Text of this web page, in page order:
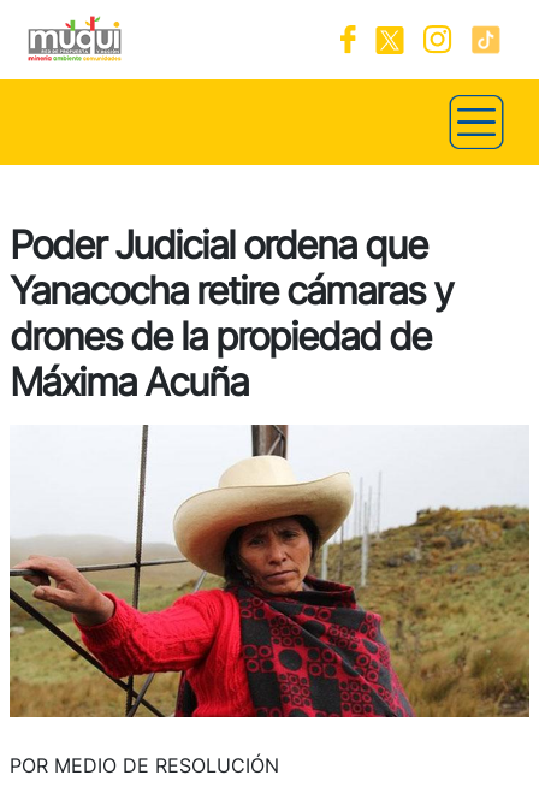
Poder Judicial ordena que
Yanacocha retire cámaras y
drones de la propiedad de
Máxima Acuña
POR MEDIO DE RESOLUCIÓN